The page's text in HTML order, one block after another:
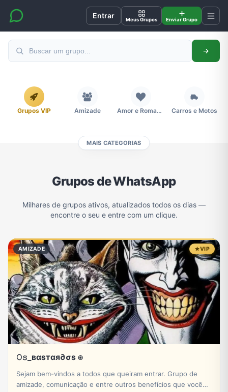
Entrar Meus Grupos Enviar Grupo
Grupos VIP Amizade Amor e Romance Carros e Motos
Eventos Fãs Figurinhas e Stickers Filmes e Séries
Frases e Mensagens Futebol Games e Jogos Ganhar Dinheiro
Imobiliária Investimentos e Finanças Links
MAIS CATEGORIAS
Grupos de WhatsApp
Milhares de grupos ativos, atualizados todos os dias —
encontre o seu e entre com um clique.
AMIZADE VIP
𝙾𝚜_вαѕтαя∂σѕ ⍟
Sejam bem-vindos a todos que queiram entrar. Grupo de
amizade, comunicação e entre outros benefícios que você